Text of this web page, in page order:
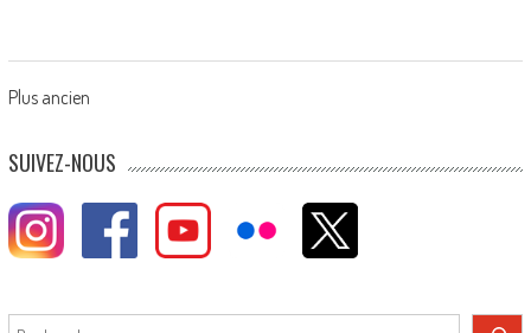
Posts
navigation
Plus ancien
SUIVEZ-NOUS
Rechercher